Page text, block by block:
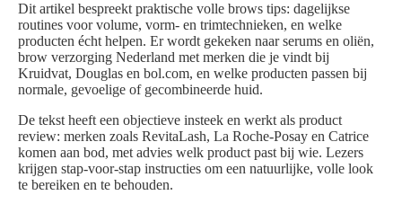
Dit artikel bespreekt praktische volle brows tips: dagelijkse
routines voor volume, vorm- en trimtechnieken, en welke
producten écht helpen. Er wordt gekeken naar serums en oliën,
brow verzorging Nederland met merken die je vindt bij
Kruidvat, Douglas en bol.com, en welke producten passen bij
normale, gevoelige of gecombineerde huid.
De tekst heeft een objectieve insteek en werkt als product
review: merken zoals RevitaLash, La Roche-Posay en Catrice
komen aan bod, met advies welk product past bij wie. Lezers
krijgen stap-voor-stap instructies om een natuurlijke, volle look
te bereiken en te behouden.